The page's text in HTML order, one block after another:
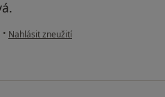
• podle názoru uživatele Váš účet byl
Nahlásit zneužití